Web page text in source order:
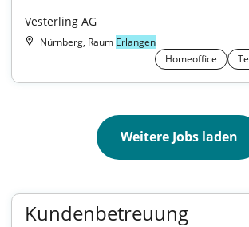
Vesterling AG
Nürnberg, Raum Erlangen
Homeoffice
Weitere Jobs laden
Kundenbetreuung